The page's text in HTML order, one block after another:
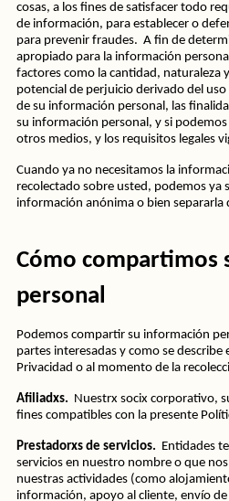
cosas, a los fines de satisfacer todo
de información, para establecer o
para prevenir fraudes.  A fin de
apropiado para la información
factores como la cantidad, naturaleza
potencial de perjuicio derivado del
de su información personal, las
su información personal, y si
otros medios, y los requisitos legales
Cuando ya no necesitamos la
recolectado sobre usted, podemos ya
información anónima o bien
Cómo compartimos
personal
Podemos compartir su información
partes interesadas y como se describe
Privacidad o al momento de la
Afiliadxs. Nuestrx socix corporativo,
fines compatibles con la presente
Prestadorxs de servicios. Entidades
servicios en nuestro nombre o que
nuestras actividades (como